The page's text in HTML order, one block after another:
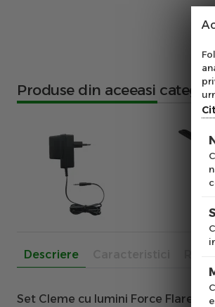
Produse din aceeasi
Descriere
Set Cleme cu lumini Force Flare